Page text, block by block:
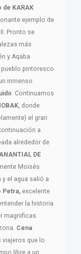
de KARAK
ejemplo de
Pronto se
más
y Aqaba.
pueblo pintoresco
inmenso
. Continuamos
, donde
el gran
a
alrededor de
DE
Moisés
el agua salió a
Petra, excelente
la historia
magnificas
Cena
viajeros que lo